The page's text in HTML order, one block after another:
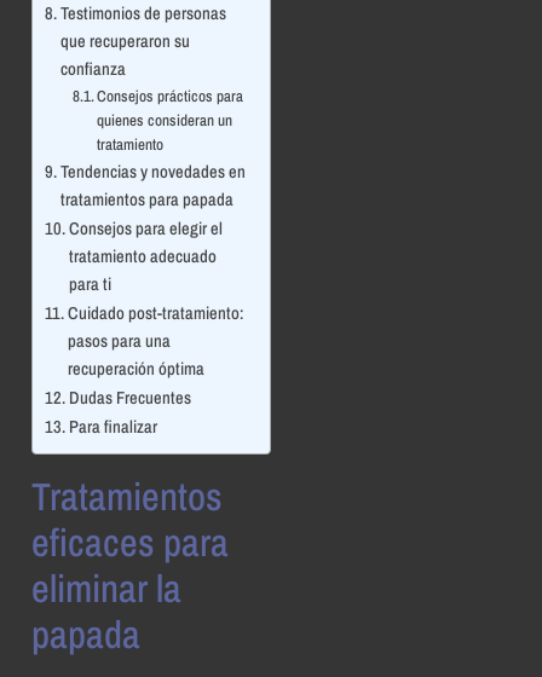
Testimonios de personas
que recuperaron su
confianza
Consejos prácticos para
quienes consideran un
tratamiento
Tendencias y novedades en
tratamientos para papada
Consejos para elegir el
tratamiento adecuado
para ti
Cuidado post-tratamiento:
pasos para una
recuperación óptima
Dudas Frecuentes
Para finalizar
Tratamientos
eficaces para
eliminar la
papada